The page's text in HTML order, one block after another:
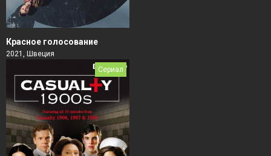
Красное голосование
2021, Швеция
Сериал